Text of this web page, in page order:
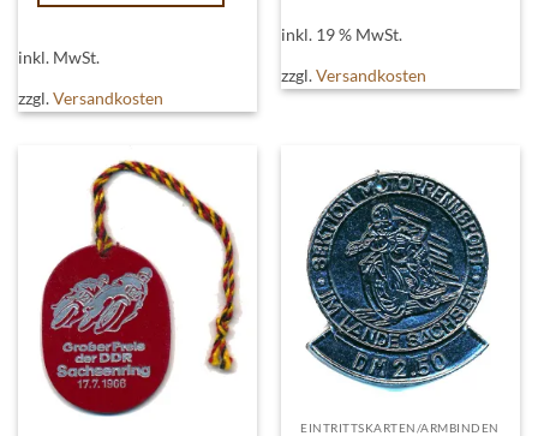
weist
mehrere
Varianten
Optionen
können
der
Produktseite
gewählt
werden
inkl. MwSt.
zzgl.Versandkosten
inkl. 19 % MwSt.
zzgl.Versandkosten
EINTRITTSKARTEN/ARMBINDEN